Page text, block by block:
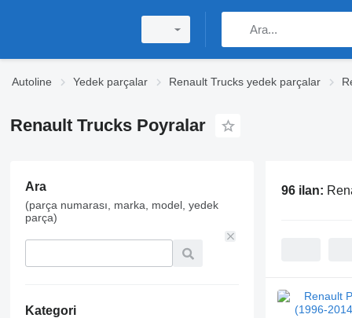
Autoline Yedek parçalar Renault Trucks yedek parçalar
Renault Trucks Poyralar
Ara
(parça numarası, marka, model, yedek
parça)
Kategori
96 ilan: